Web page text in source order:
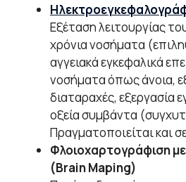
Εξέταση λειτουργίας
χρόνια νοσήματα
αγγειακά εγκεφαλικά
νοσήματα όπως άνοια,
διαταραχές, εξεργασία
οξεία συμβάντα
Πραγματοποιείται και
Φλοιοχαρτογράφιση
(Brain Maping)